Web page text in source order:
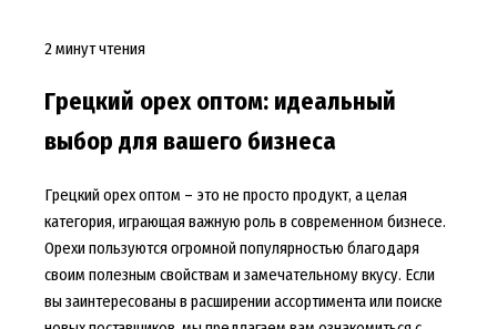
2 минут чтения
Грецкий орех оптом: идеальный
выбор для вашего бизнеса
Грецкий орех оптом – это не просто продукт, а целая
категория, играющая важную роль в современном бизнесе.
Орехи пользуются огромной популярностью благодаря
своим полезным свойствам и замечательному вкусу. Если
вы заинтересованы в расширении ассортимента или поиске